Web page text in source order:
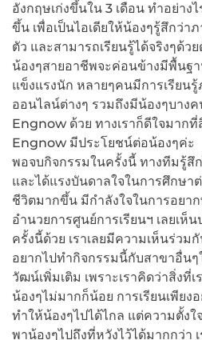
อังกฤษเก่งขึ้นใน 3 เดือน ทำอย่าง
ขึ้น เพื่อเป็นไอเดียให้น้องๆรู้สึกว่า
ตัว และสามารถเรียนรู้ได้จริงๆด้ว
น้องๆสายอาชีพจะค่อนข้างมีพื้นฐ
แข็งแรงนัก หลายๆคนมีการเรียน
ออนไลน์ต่างๆ รวมถึงมีน้องๆบาง
Engnow ด้วย ทางเราก็ดีใจมาก
Engnow มีประโยชน์ต่อน้องๆค่ะ
พอจบกิจกรรมในครั้งนี้ ทางทีมรู้สึ
และได้แรงบันดาลใจในการศึกษา
ชีวิตมากขึ้น มีกำลังใจในการอยา
อำนวยการศูนย์การเรียนฯ เลยเห็
ครั้งนี้ด้วย เราเลยมีความเห็นร่ว
อยากไปทำกิจกรรมนี้กับสาขาอื่น
วัฒน์เพิ่มเติม เพราะเราคิดว่าสิ่งที่
น้องๆไม่มากก็น้อย การเรียนเพียง
ทำให้น้องๆไปได้ไกล แต่ความตั้งใ
พาน้องๆไปถึงที่หวังไว้ได้มากกว่า